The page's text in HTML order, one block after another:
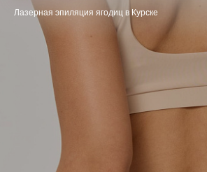
Лазерная эпиляция ягодиц в Курске